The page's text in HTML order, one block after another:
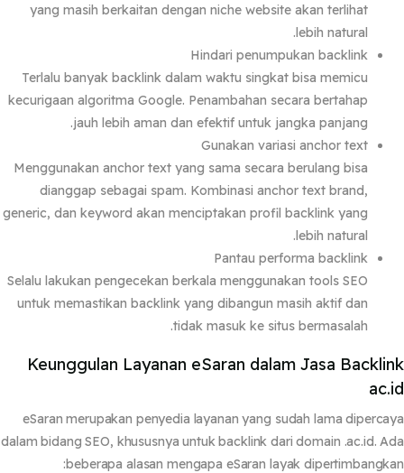
yang masih berkaitan dengan niche website akan terlihat
lebih natural.
Hindari penumpukan backlink
Terlalu banyak backlink dalam waktu singkat bisa memicu
kecurigaan algoritma Google. Penambahan secara bertahap
jauh lebih aman dan efektif untuk jangka panjang.
Gunakan variasi anchor text
Menggunakan anchor text yang sama secara berulang bisa
dianggap sebagai spam. Kombinasi anchor text brand,
generic, dan keyword akan menciptakan profil backlink yang
lebih natural.
Pantau performa backlink
Selalu lakukan pengecekan berkala menggunakan tools SEO
untuk memastikan backlink yang dibangun masih aktif dan
tidak masuk ke situs bermasalah.
Keunggulan Layanan eSaran dalam Jasa
eSaran merupakan penyedia layanan yang sudah lama
dalam bidang SEO, khususnya untuk backlink dari domain.ac.id.
beberapa alasan mengapa eSaran layak